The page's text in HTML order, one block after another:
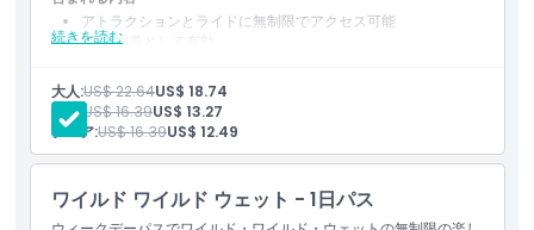
注意事項
場所
続きを読む
アトラクションとライドに無制限でアクセス可能
1日入場券として有効
プロモーションオファーは2026年7月30日までの予約に有効
2026年6月1日から7月31日の訪問に適用
大人:US$ 22.64US$ 18.74
子供: US$ 16.39US$ 13.27
シニア:US$ 16.39US$ 12.49
ワイルド ワイルド ウェット - 1日パス